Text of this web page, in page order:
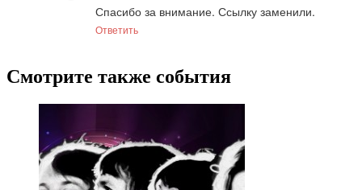
Спасибо за внимание. Ссылку заменили.
Ответить
Смотрите также события